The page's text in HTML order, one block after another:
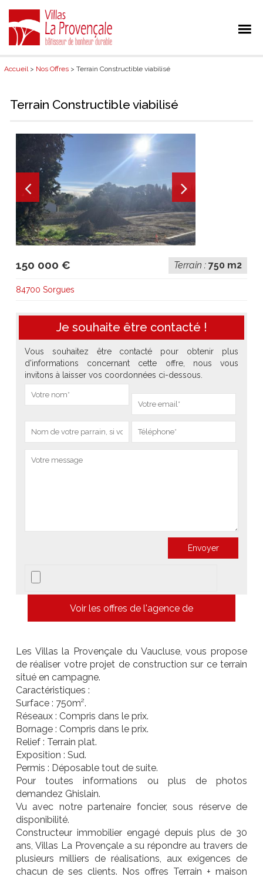
Accueil> Nos Offres > Terrain Constructible viabilisé
Terrain Constructible viabilisé
150 000 € Terrain : 750 m2
84700 Sorgues
Je souhaite être contacté !
Vous souhaitez être contacté pour obtenir plus
d'informations concernant cette offre, nous vous
invitons à laisser vos coordonnées ci-dessous.
Voir les offres de l'agence de
Les Villas la Provençale du Vaucluse, vous propose
de réaliser votre projet de construction sur ce terrain
situé en campagne.
Caractéristiques :
Surface : 750m².
Réseaux : Compris dans le prix.
Bornage : Compris dans le prix.
Relief : Terrain plat.
Exposition : Sud.
Permis : Déposable tout de suite.
Pour toutes informations ou plus de photos
demandez Ghislain.
Vu avec notre partenaire foncier, sous réserve de
disponibilité.
Constructeur immobilier engagé depuis plus de 30
ans, Villas La Provençale a su répondre au travers de
plusieurs milliers de réalisations, aux exigences de
chacun de ses clients. Nos offres Terrain + maison